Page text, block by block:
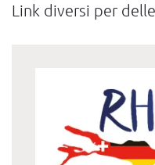
Link diversi per